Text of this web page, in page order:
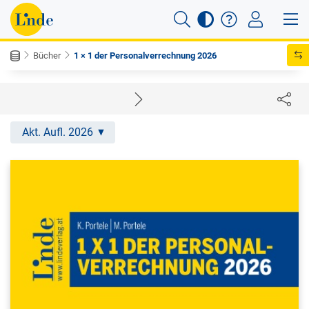
Bücher 1 × 1 der Personalverrechnung 2026
Akt. Aufl. 2026